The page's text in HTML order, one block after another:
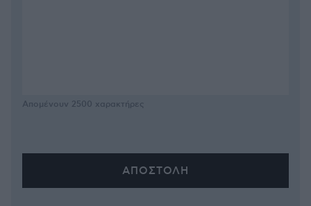
Απομένουν 2500 χαρακτήρες